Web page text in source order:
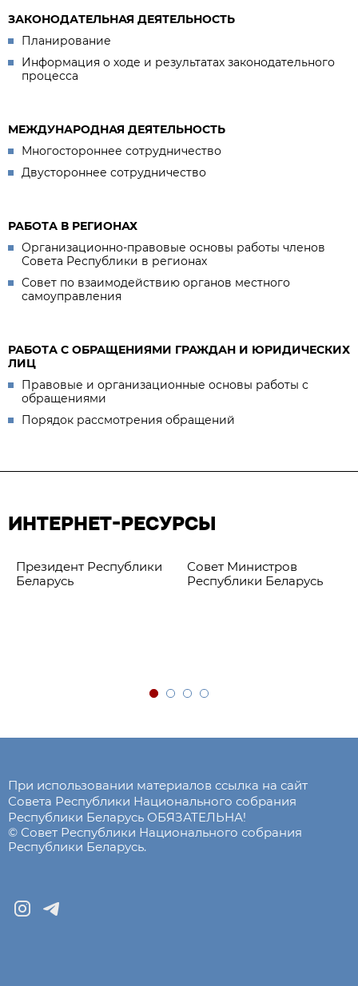
ЗАКОНОДАТЕЛЬНАЯ ДЕЯТЕЛЬНОСТЬ
Планирование
Информация о ходе и результатах законодательного
процесса
МЕЖДУНАРОДНАЯ ДЕЯТЕЛЬНОСТЬ
Многостороннее сотрудничество
Двустороннее сотрудничество
РАБОТА В РЕГИОНАХ
Организационно-правовые основы работы членов
Совета Республики в регионах
Совет по взаимодействию органов местного
самоуправления
РАБОТА С ОБРАЩЕНИЯМИ ГРАЖДАН И ЮРИДИЧЕСКИХ
ЛИЦ
Правовые и организационные основы работы с
обращениями
Порядок рассмотрения обращений
ИНТЕРНЕТ-РЕСУРСЫ
Президент Республики
Беларусь
Совет Министров
Республики Беларусь
При использовании материалов ссылка на сайт
Совета Республики Национального собрания
Республики Беларусь ОБЯЗАТЕЛЬНА!
© Совет Республики Национального собрания
Республики Беларусь.